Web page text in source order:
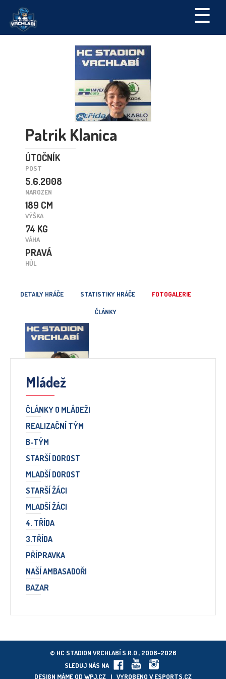
☰
Patrik Klanica
ÚTOČNÍK
POST
5.6.2008
NAROZEN
189 CM
VÝŠKA
74 KG
VÁHA
PRAVÁ
HŮL
DETAILY HRÁČE STATISTIKY HRÁČE FOTOGALERIE
ČLÁNKY
Mládež
ČLÁNKY O MLÁDEŽI
REALIZAČNÍ TÝM
B-TÝM
STARŠÍ DOROST
MLADŠÍ DOROST
STARŠÍ ŽÁCI
MLADŠÍ ŽÁCI
4. TŘÍDA
3.TŘÍDA
PŘÍPRAVKA
NAŠÍ AMBASADOŘI
BAZAR
© HC STADION VRCHLABÍ S.R.O., 2006–2026
SLEDUJ NÁS NA
DESIGN MÁME OD WPJ.CZ | VYROBENO VESPORTS.CZ